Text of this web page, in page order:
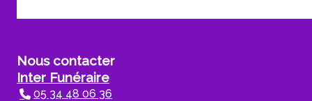
Nous contacter
Inter Funéraire
05 34 48 06 36